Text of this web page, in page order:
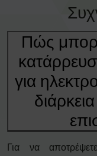
Πώς
για
Για να